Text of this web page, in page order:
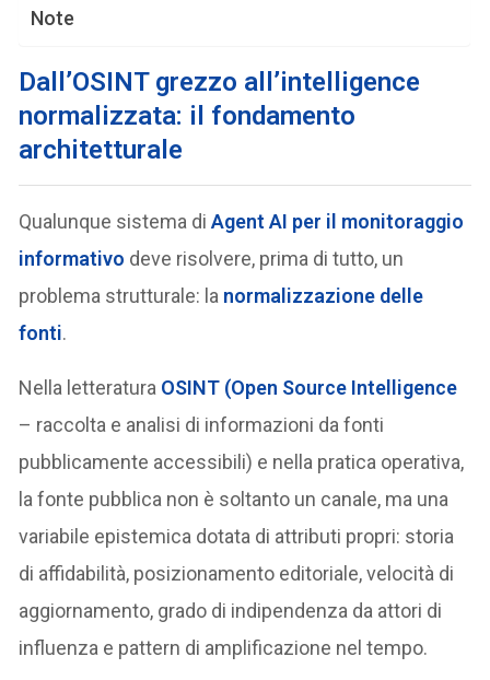
Note
Dall’OSINT grezzo all’intelligence
normalizzata: il fondamento
architetturale
Qualunque sistema diAgent AI per il monitoraggio
informativo deve risolvere, prima di tutto, un
problema strutturale: la normalizzazione delle
fonti.
Nella letteratura OSINT (Open Source Intelligence
– raccolta e analisi di informazioni da fonti
pubblicamente accessibili) e nella pratica operativa,
la fonte pubblica non è soltanto un canale, ma una
variabile epistemica dotata di attributi propri: storia
di affidabilità, posizionamento editoriale, velocità di
aggiornamento, grado di indipendenza da attori di
influenza e pattern di amplificazione nel tempo.